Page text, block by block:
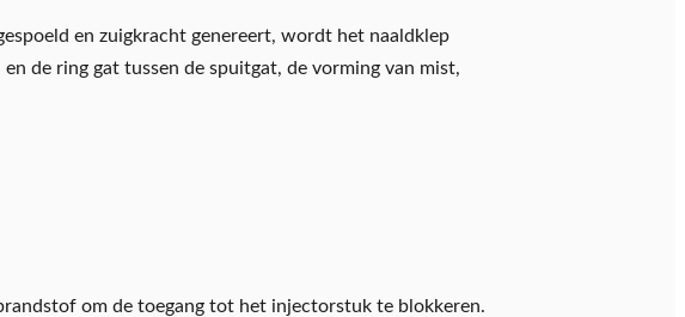
en zuigkracht genereert, wordt het naaldklep
de ring gat tussen de spuitgat, de vorming van mist,
om de toegang tot het injectorstuk te blokkeren.